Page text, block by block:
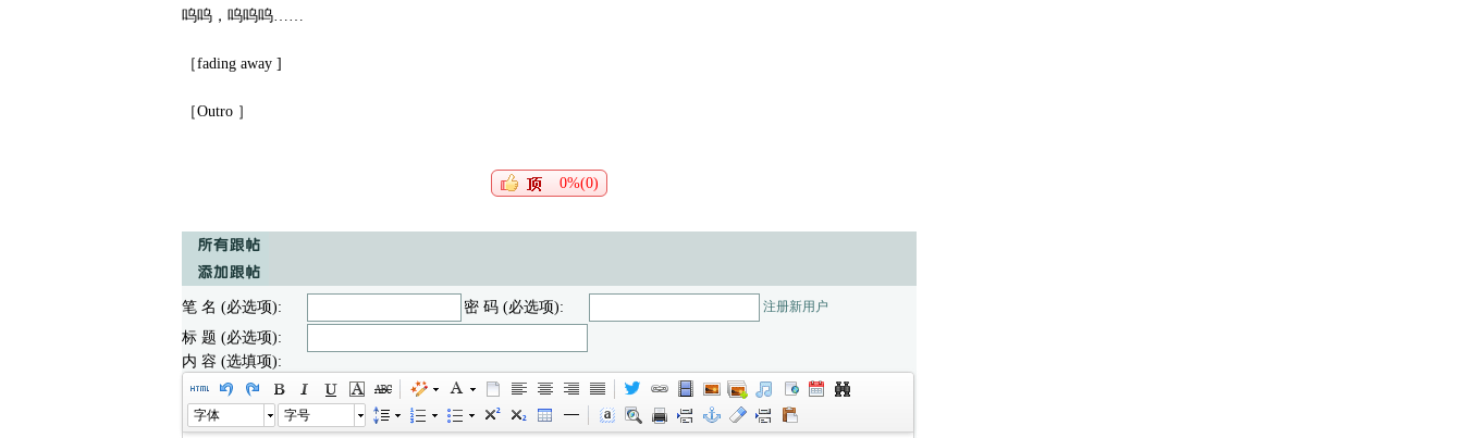
呜呜，呜呜呜……
［fading away ]
［Outro ］
0%(0)
笔 名 (必选项): 密 码 (必选项): 注册新用户
标 题 (必选项):
内 容 (选填项):
字体 字号